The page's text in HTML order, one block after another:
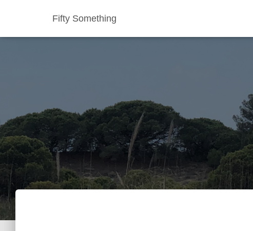
Fifty Something